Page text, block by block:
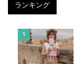
ランキング